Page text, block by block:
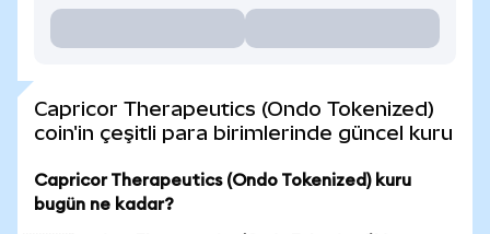
Capricor Therapeutics (Ondo Tokenized)
coin'in çeşitli para birimlerinde güncel kuru
Capricor Therapeutics (Ondo Tokenized) kuru
bugün ne kadar?